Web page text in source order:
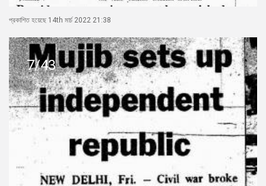
প্রকাশিত হয়েছে 14th মার্চ 2022 21:38
7/43